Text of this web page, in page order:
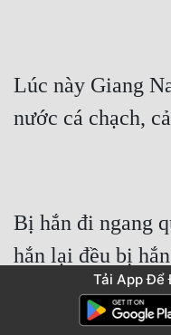
Lúc này Giang
nước cá chạch,
Bị hắn đi ngang
hắn lại đều bị
Tải App Để